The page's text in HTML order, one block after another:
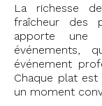
La richesse
fraîcheur des
apporte une
événements,
événement
Chaque plat
un moment